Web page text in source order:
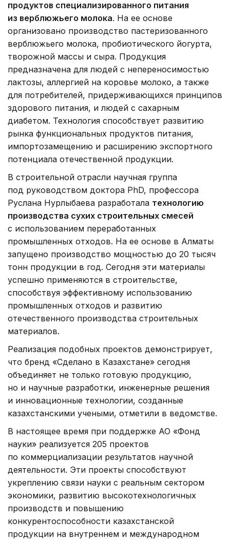
продуктов специализированного питания
из верблюжьего молока. На ее основе
организовано производство пастеризованного
верблюжьего молока, пробиотического йогурта,
творожной массы и сыра. Продукция
предназначена для людей с непереносимостью
лактозы, аллергией на коровье молоко, а также
для потребителей, придерживающихся принципов
здорового питания, и людей с сахарным
диабетом. Технология способствует развитию
рынка функциональных продуктов питания,
импортозамещению и расширению экспортного
потенциала отечественной продукции.
В строительной отрасли научная группа
под руководством доктора PhD, профессора
Руслана Нурлыбаева разработала технологию
производства сухих строительных смесей
с использованием переработанных
промышленных отходов. На ее основе в Алматы
запущено производство мощностью до 20 тысяч
тонн продукции в год. Сегодня эти материалы
успешно применяются в строительстве,
способствуя эффективному использованию
промышленных отходов и развитию
отечественного производства строительных
материалов.
Реализация подобных проектов демонстрирует,
что бренд «Сделано в Казахстане» сегодня
объединяет не только готовую продукцию,
но и научные разработки, инженерные решения
и инновационные технологии, созданные
казахстанскими учеными, отметили в ведомстве.
В настоящее время при поддержке АО «Фонд
науки» реализуется 205 проектов
по коммерциализации результатов научной
деятельности. Эти проекты способствуют
укреплению связи науки с реальным сектором
экономики, развитию высокотехнологичных
производств и повышению
конкурентоспособности казахстанской
продукции на внутреннем и международном